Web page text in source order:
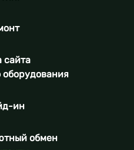
сайта
ин
обмен